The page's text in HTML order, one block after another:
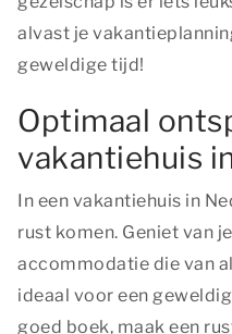
alvast je
geweldige tijd!
Optimaal
vakantiehuis
In een vakantiehuis in
rust komen. Geniet van
accommodatie die van
ideaal voor een
goed boek, maak een